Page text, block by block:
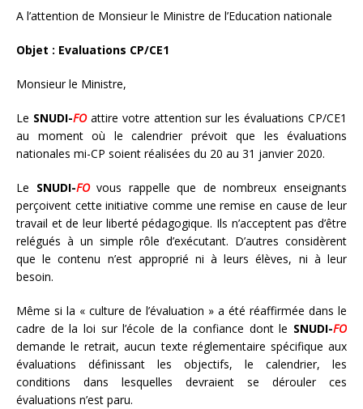
A l’attention de Monsieur le Ministre de l’Education nationale
Objet : Evaluations CP/CE1
Monsieur le Ministre,
Le SNUDI-FOattire votre attention sur les évaluations CP/CE1
au moment où le calendrier prévoit que les évaluations
nationales mi-CP soient réalisées du 20 au 31 janvier 2020.
Le SNUDI-FOvous rappelle que de nombreux enseignants
perçoivent cette initiative comme une remise en cause de leur
travail et de leur liberté pédagogique. Ils n’acceptent pas d’être
relégués à un simple rôle d’exécutant. D’autres considèrent
que le contenu n’est approprié ni à leurs élèves, ni à leur
besoin.
Même si la « culture de l’évaluation » a été réaffirmée dans le
cadre de la loi sur l’école de la confiance dont le SNUDI-FO
demande le retrait, aucun texte réglementaire spécifique aux
évaluations définissant les objectifs, le calendrier, les
conditions dans lesquelles devraient se dérouler ces
évaluations n’est paru.